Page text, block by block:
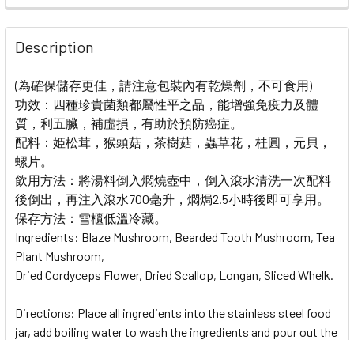
Description
(為確保儲存更佳，請注意包裝內有乾燥劑，不可食用)
功效：四種珍貴菌類都屬性平之品，能增強免疫力及體
質，利五臟，補虛損，有助於預防癌症。
配料：姫松茸，猴頭菇，茶樹菇，蟲草花，桂圓，元貝，
螺片。
飲用方法：將湯料倒入燜燒壺中，倒入滾水清洗一次配料
後倒出，再注入滾水700毫升，燜焗2.5小時後即可享用。
保存方法：雪櫃低溫冷藏。
Ingredients: Blaze Mushroom, Bearded Tooth Mushroom, Tea
Plant Mushroom,
Dried Cordyceps Flower, Dried Scallop, Longan, Sliced Whelk.
Directions: Place all ingredients into the stainless steel food
jar, add boiling water to wash the ingredients and pour out the